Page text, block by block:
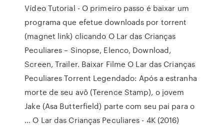
Vídeo Tutorial - O primeiro passo é baixar um
programa que efetue downloads por torrent
(magnet link) clicando O Lar das Crianças
Peculiares – Sinopse, Elenco, Download,
Screen, Trailer. Baixar Filme O Lar das Crianças
Peculiares Torrent Legendado: Após a estranha
morte de seu avô (Terence Stamp), o jovem
Jake (Asa Butterfield) parte com seu pai para o
… O Lar das Crianças Peculiares - 4K (2016)